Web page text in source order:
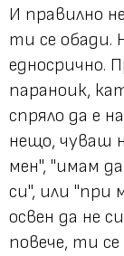
И правилно
ти се обади.
едносрично.
параноик,
спряло да е
нещо, чуваш
мен", "имам
си", или "при
освен да не
повече, ти